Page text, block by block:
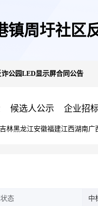
镇周圩社区
公园LED显示屏合同公告
候选人公示 企业招
吉林黑龙江安徽福建江西湖南广
态 中